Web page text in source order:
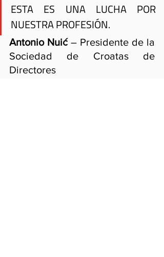
ESTA ES UNA LUCHA POR
NUESTRA PROFESIÓN.
Antonio Nuić – Presidente de la
Sociedad de Croatas de
Directores